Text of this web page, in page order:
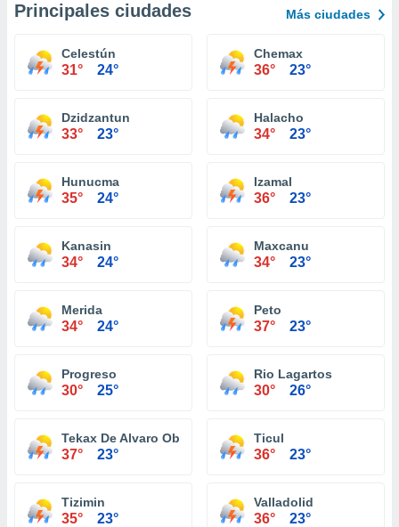
Principales ciudades Más ciudades
Celestún
31° 24°
Chemax
36° 23°
Dzidzantun
33° 23°
Halacho
34° 23°
Hunucma
35° 24°
Izamal
36° 23°
Kanasin
34° 24°
Maxcanu
34° 23°
Merida
34° 24°
Peto
37° 23°
Progreso
30° 25°
Rio Lagartos
30° 26°
Tekax De Alvaro Obregon
37° 23°
Ticul
36° 23°
Tizimin
35° 23°
Valladolid
36° 23°